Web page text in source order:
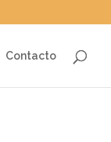
Contacto